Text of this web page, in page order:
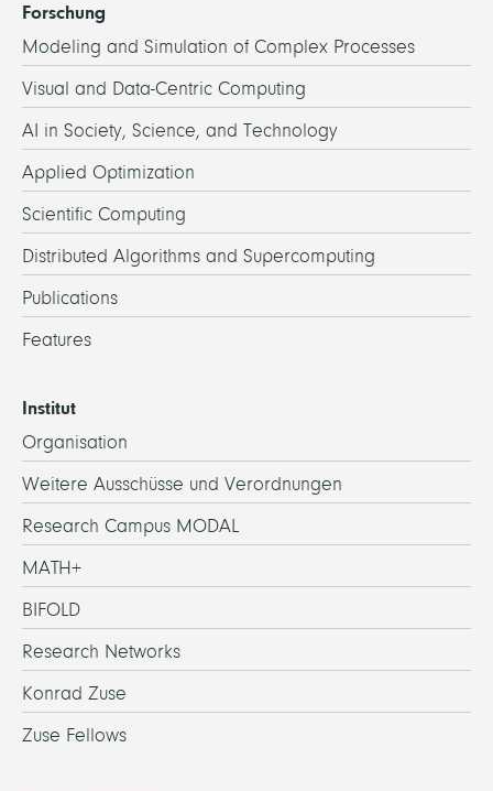
Forschung
Modeling and Simulation of Complex Processes
Visual and Data-Centric Computing
AI in Society, Science, and Technology
Applied Optimization
Scientific Computing
Distributed Algorithms and Supercomputing
Publications
Features
Institut
Organisation
Weitere Ausschüsse und Verordnungen
Research Campus MODAL
MATH+
BIFOLD
Research Networks
Konrad Zuse
Zuse Fellows